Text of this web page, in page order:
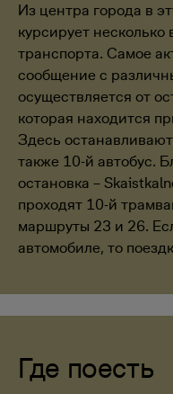
Из центра города в
курсирует
транспорта. Самое
сообщение с
осуществляется от
которая находится
Здесь
также 10-й автобус.
остановка –
проходят 10-й
маршруты 23 и 26.
автомобиле, то
Где поесть